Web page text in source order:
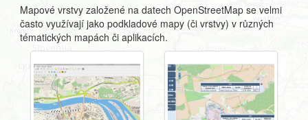
Mapové vrstvy založené na datech OpenStreetMap se velmi
často využívají jako podkladové mapy (či vrstvy) v různých
tématických mapách či aplikacích.